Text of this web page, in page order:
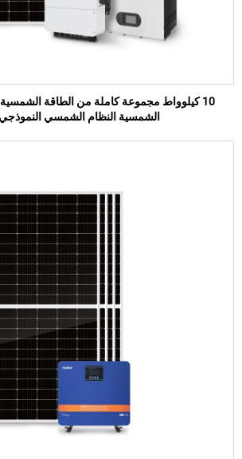
الشمسية النظام الشمسي النموذجي